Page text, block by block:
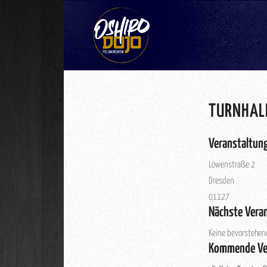
Löwenstraße 2
Dresden
01127
Nächste
Keine
Kommende